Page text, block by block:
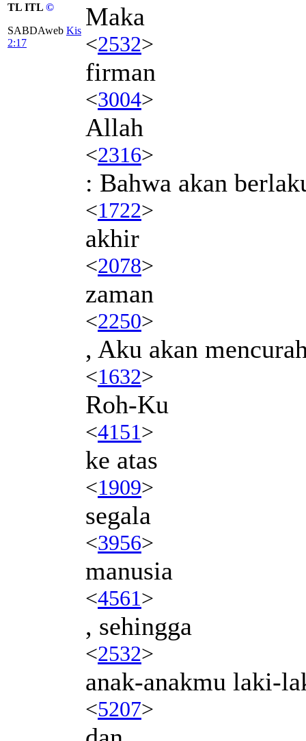
TL ITL ©
SABDAweb Kis
2:17
Maka
<2532>
firman
<3004>
Allah
<2316>
: Bahwa akan
<1722>
akhir
<2078>
zaman
<2250>
, Aku akan
<1632>
Roh-Ku
<4151>
ke atas
<1909>
segala
<3956>
manusia
<4561>
, sehingga
<2532>
anak-anakmu laki-
<5207>